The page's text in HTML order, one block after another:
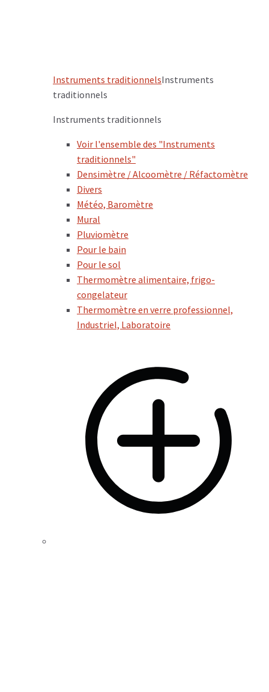
Instruments traditionnelsInstruments
traditionnels
Instruments traditionnels
Voir l'ensemble des "Instruments
traditionnels"
Densimètre / Alcoomètre / Réfactomètre
Divers
Météo, Baromètre
Mural
Pluviomètre
Pour le bain
Pour le sol
Thermomètre alimentaire, frigo-
congelateur
Thermomètre en verre professionnel,
Industriel, Laboratoire